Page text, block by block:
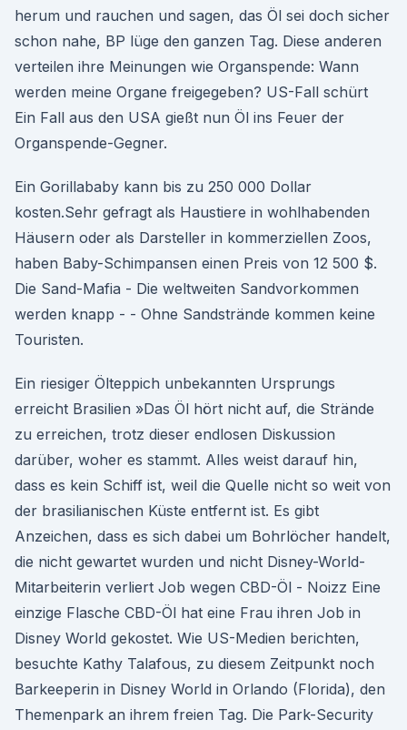
herum und rauchen und sagen, das Öl sei doch sicher
schon nahe, BP lüge den ganzen Tag. Diese anderen
verteilen ihre Meinungen wie Organspende: Wann
werden meine Organe freigegeben? US-Fall schürt
Ein Fall aus den USA gießt nun Öl ins Feuer der
Organspende-Gegner.
Ein Gorillababy kann bis zu 250 000 Dollar
kosten.Sehr gefragt als Haustiere in wohlhabenden
Häusern oder als Darsteller in kommerziellen Zoos,
haben Baby-Schimpansen einen Preis von 12 500 $.
Die Sand-Mafia - Die weltweiten Sandvorkommen
werden knapp - - Ohne Sandstrände kommen keine
Touristen.
Ein riesiger Ölteppich unbekannten Ursprungs
erreicht Brasilien »Das Öl hört nicht auf, die Strände
zu erreichen, trotz dieser endlosen Diskussion
darüber, woher es stammt. Alles weist darauf hin,
dass es kein Schiff ist, weil die Quelle nicht so weit von
der brasilianischen Küste entfernt ist. Es gibt
Anzeichen, dass es sich dabei um Bohrlöcher handelt,
die nicht gewartet wurden und nicht Disney-World-
Mitarbeiterin verliert Job wegen CBD-Öl - Noizz Eine
einzige Flasche CBD-Öl hat eine Frau ihren Job in
Disney World gekostet. Wie US-Medien berichten,
besuchte Kathy Talafous, zu diesem Zeitpunkt noch
Barkeeperin in Disney World in Orlando (Florida), den
Themenpark an ihrem freien Tag. Die Park-Security